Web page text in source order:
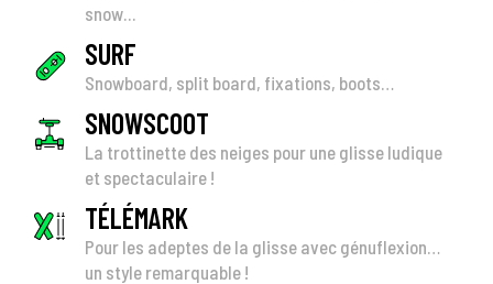
snow...
SURF
Snowboard, split board, fixations, boots…
SNOWSCOOT
La trottinette des neiges pour une glisse ludique
et spectaculaire !
TÉLÉMARK
Pour les adeptes de la glisse avec génuflexion…
un style remarquable !